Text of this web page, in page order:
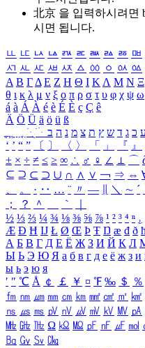
北京 을 입력하시려면
시면 됩니다.
ㅥ ㅦ ㅧ ㅨ ㅩ ㅪ ㅫ ㅬ ㅭ ㅮ
ㅺ ㅻ ㅼ ㅽ ㅾ ㅿ ㆀ ㆁ ㆂ ㆃ
Α Β ΓΔ Ε Ζ Η Θ Ι ΚΛ Μ Ν Ξ
θ ι κ λ μ ν ξ ο π ρ σ τ υ φ χ ψ ω
á à Á À é è É È ç Ç ê
Ä Ö Ü ä ö ü ß
ִֶֹ ֻּ ׁׂ ע כ ג ד ש ץ ת צ מ נ ה ב
‘ ’ “ ” 〔 〕 〈 〉 「 」 『 』
± × ÷ ≠ ≤ ≥ ∞ ∴ ♂ ♀ ∠ ⊥ ⌒
⊆ ⊇ ⊂ ⊃ ∪ ∩ ∧ ∨ ￢ ⇒ ⇔
、
。 · ‥ … ¨ 〃 ― ＼ ∼ ´
；
？ ＾ ｀
½ ⅓ ⅔ ¼ ¾ ⅛ ⅜ ⅝ ⅞ ¹ ² ³ ⁴ ⁿ ₁
Æ Ð Ħ Ĳ Ł Ø Œ Þ Ŧ Ŋ æ đ ð
А Б В Г Д Е Ё Ж З И Й К Л
Ы Ь Э Ю Я а б в г д е ё ж з и
ы ь э ю я
′ ″ ℃ Å ￠ ￡ ￥ ¤ ℉ ‰ ＄ ％
㎙ ㎚ ㎛ ㎜ ㎝ ㎞ ㎟ ㎠ ㎡ ㎢
㎱ ㎲ ㎳ ㎴ ㎵ ㎶ ㎷ ㎸ ㎹ ㎀
㎒ ㎓ ㎔ Ω ㏀ ㏁ ㎊ ㎋ ㎌ ㏖
㏃ ㏉ ㏜ ㏆